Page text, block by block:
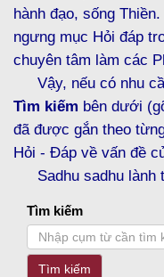
hành đạo, sống
ngưng mục Hỏi đáp
chuyên tâm làm các
Vậy, nếu có nhu
Tìm kiếm bên dưới
đã được gắn theo
Hỏi - Đáp về vấn đề
Sadhu sadhu lành
Tìm kiếm
Tìm kiếm